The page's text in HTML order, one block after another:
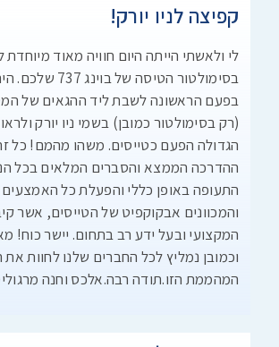
קפיצה לניו יורק!
לי ולאשתי הייתה היום חוויה מאוד מיוחדת
בסימולטור הטיסה
בפעם הראשונה לשבת ליד ההגאים של
(רק בסימולטור כמובן) בשמי ניו יורק
הגדולה הפעם כטייסים. משהו מהמם! כל
ההדרכה הממצא והסברים המלאים בכל
התעופה באופן כללי והפעלת כל
והמכוונים אבקוקפיט של הטייסים, אשר
המקצועי ובעל ידע רב בתחום. יישר כוח!
וכמובן נמליץ לכל החברים שלנו לחוות את
המהממת הזו.תודה רבה.אלכס וחנה